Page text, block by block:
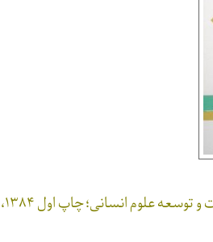
نویسنده: محمد رضا تاجیک؛ تهران، انتشارات موسسه تحقیقات و توسعه علوم انسانی؛ چاپ اول ۱۳۸۴،